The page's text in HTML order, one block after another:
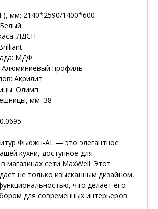
мм: 2140*2590/1400*600
ЛДСП
МДФ
Алюминиевый профиль
Акрилит
Олимп
мм: 38
Фьюжн-AL — это элегантное
кухни, доступное для
магазинах сети MaxWell. Этот
не только изысканным дизайном,
что делает его
для современных интерьеров